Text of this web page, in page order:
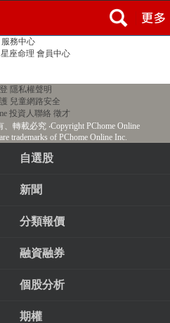
服務中心
星座命理 會員中心
隱私權聲明
兒童網路安全
投資人聯絡 徵才
、轉載必究‧Copyright PChome Online
trademarks of PChome Online Inc.
自選股
新聞
分類報價
融資融券
個股分析
期權